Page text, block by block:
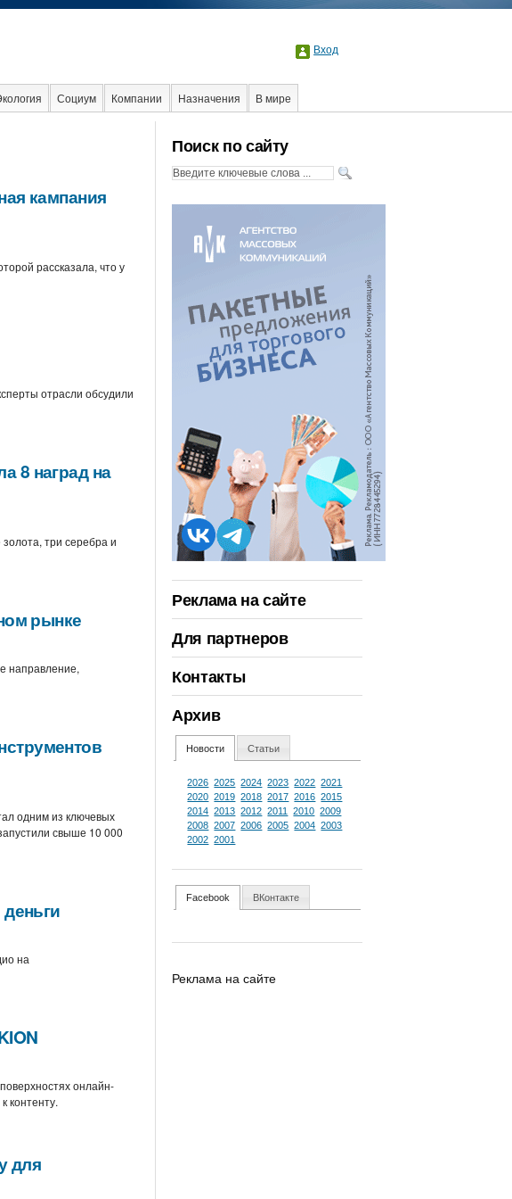
Вход
Социум Компании Назначения
В мире
Поиск по сайту
Реклама на сайте
Для партнеров
Контакты
Архив
Новости Статьи
2026 2025 2024 2023 2022 2021
2020 2019 2018 2017 2016 2015
2014 2013 2012 2011 2010 2009
2008 2007 2006 2005 2004 2003
2002 2001
Facebook ВКонтакте
Реклама на сайте
кампания
рассказала, что у
отрасли обсудили
8 наград на
три серебра и
рынке
направление,
одним из ключевых
свыше 10 000
на
онлайн-
контенту.
для